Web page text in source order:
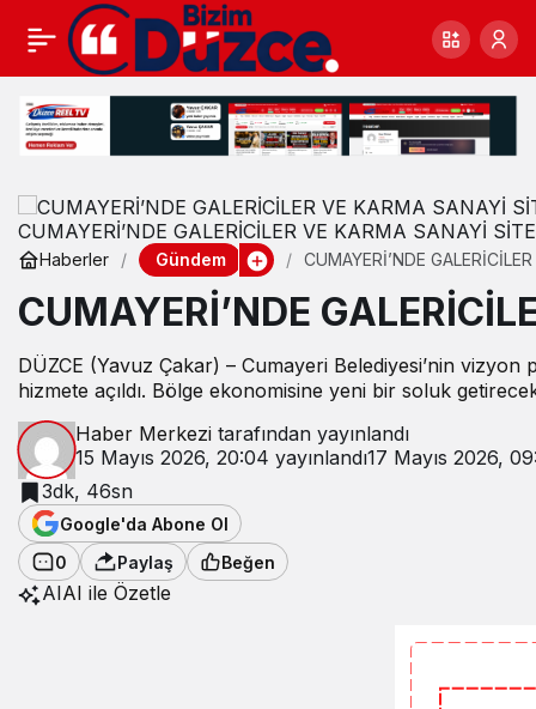
CUMAYERİ’NDE GALERİCİLER VE KARMA SANAYİ
Haberler Gündem CUMAYERİ’NDE
CUMAYERİ’NDE
DÜZCE (Yavuz Çakar) – Cumayeri Belediyesi’nin
hizmete açıldı. Bölge ekonomisine yeni bir soluk
Haber Merkezi tarafından yayınlandı
15 Mayıs 2026, 20:04 yayınlandı17 Mayıs 2026,
3dk, 46sn
Google'da Abone Ol
0
Paylaş Beğen
AIAI ile Özetle